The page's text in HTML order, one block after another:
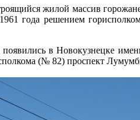
жилой массив
года решением
в Новокузнецке
(№ 82) проспект